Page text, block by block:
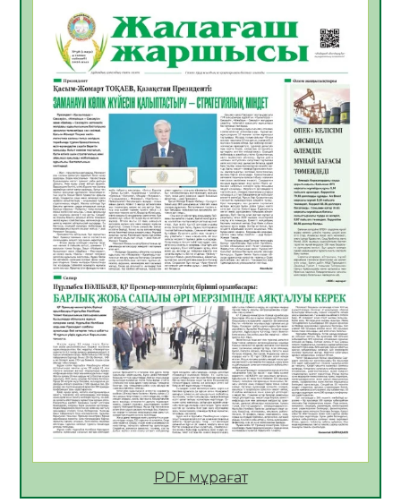
06.08.2026
Инфекциялық ауруларға қарсы иммундау
жұмыстарының тиімділігі
06.08.2026
46
Көкжөтел ауруы туралы
06.08.2026
42
АПВ вакцинасы туралы мәлімет
06.08.2026
41
Open Air: Қызылорда облысы полиция
департаменті 20 мыңнан астам
көрерменнің қауіпсіздігін қамтамасыз етті
06.08.2026
55
ҚЫЗЫЛОРДАДА «САНАЛЫ ҰРПАҚ –
ЖАРҚЫН БОЛАШАҚ» АТТЫ КЕҢЕЙТІЛГЕН
МӘЖІЛІС ӨТТІ
05.08.2026
55
Қазақстан Орталық Азиядағы көшуге ең
PDF мұрағат